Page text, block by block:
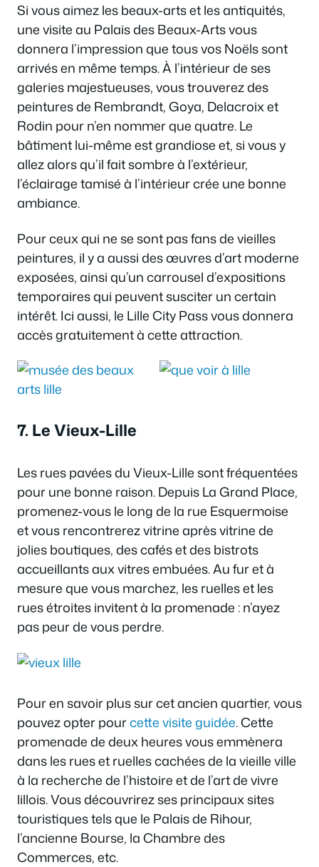
Si vous aimez les beaux-arts et les antiquités,
une visite au Palais des Beaux-Arts vous
donnera l’impression que tous vos Noëls sont
arrivés en même temps. À l’intérieur de ses
galeries majestueuses, vous trouverez des
peintures de Rembrandt, Goya, Delacroix et
Rodin pour n’en nommer que quatre. Le
bâtiment lui-même est grandiose et, si vous y
allez alors qu’il fait sombre à l’extérieur,
l’éclairage tamisé à l’intérieur crée une bonne
ambiance.
Pour ceux qui ne se sont pas fans de vieilles
peintures, il y a aussi des œuvres d’art moderne
exposées, ainsi qu’un carrousel d’expositions
temporaires qui peuvent susciter un certain
intérêt. Ici aussi, le Lille City Pass vous donnera
accès gratuitement à cette attraction.
7. Le Vieux-Lille
Les rues pavées du Vieux-Lille sont fréquentées
pour une bonne raison. Depuis La Grand Place,
promenez-vous le long de la rue Esquermoise
et vous rencontrerez vitrine après vitrine de
jolies boutiques, des cafés et des bistrots
accueillants aux vitres embuées. Au fur et à
mesure que vous marchez, les ruelles et les
rues étroites invitent à la promenade : n’ayez
pas peur de vous perdre.
Pour en savoir plus sur cet ancien quartier, vous
pouvez opter pourcette visite guidée. Cette
promenade de deux heures vous emmènera
dans les rues et ruelles cachées de la vieille ville
à la recherche de l’histoire et de l’art de vivre
lillois. Vous découvrirez ses principaux sites
touristiques tels que le Palais de Rihour,
l’ancienne Bourse, la Chambre des
Commerces, etc.